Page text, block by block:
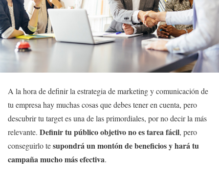
A la hora de definir la estrategia de marketing y comunicación de
tu empresa hay muchas cosas que debes tener en cuenta, pero
descubrir tu target es una de las primordiales, por no decir la más
relevante. Definir tu público objetivo no es tarea fácil, pero
conseguirlo tesupondrá un montón de beneficios y hará tu
campaña mucho más efectiva.